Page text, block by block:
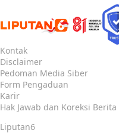
Kontak
Disclaimer
Pedoman Media Siber
Form Pengaduan
Karir
Hak Jawab dan Koreksi Berita
Liputan6